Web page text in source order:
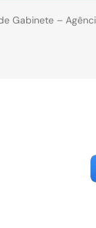
Gabinete –